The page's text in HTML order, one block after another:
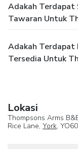
Adakah Terdapat
Tawaran Untuk
Adakah Terdapat
Tersedia Untuk
Lokasi
Thompsons Arms
Rice Lane, York,